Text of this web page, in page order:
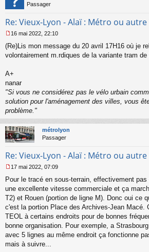
Passager
Re: Vieux-Lyon - Alaï : Métro ou autre
e
s
g
e
n
o
n
u
16 mai 2022, 22:10
(Re)Lis mon message du 20 avril 17H16 où je
volontairement m.rdiques de la variante tram de
A+
nanar
"Si vous ne considérez pas le vélo urbain
solution pour l'aménagement des villes, vous
problème."
métrolyon
Passager
Re: Vieux-Lyon - Alaï : Métro ou autre
e
s
s
a
g
e
n
o
n
17 mai 2022, 07:09
Pour le tracé en sous-terrain, effectivement
une excellente vitesse commerciale et ça
T2) et Rouen (portion de ligne M). Donc oui ce
c'est la portion Place des Archives-Jean Macé.
TEOL à certains endroits pour de bonnes
bonne organisation. Pour exemple, a
avec 5 lignes au même endroit ça fonctionne
mais à suivre...